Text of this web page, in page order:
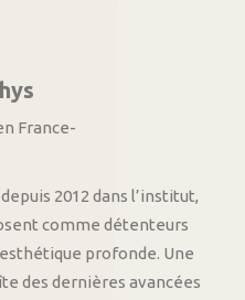
France-
2012 dans l’institut,
comme détenteurs
profonde. Une
des dernières avancées